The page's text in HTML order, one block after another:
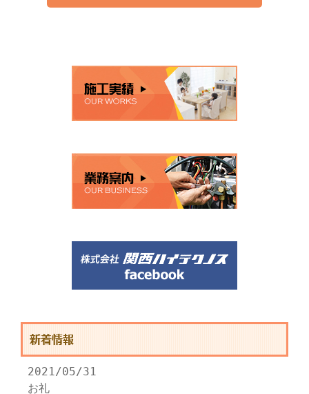
新着情報
2021/05/31
お礼